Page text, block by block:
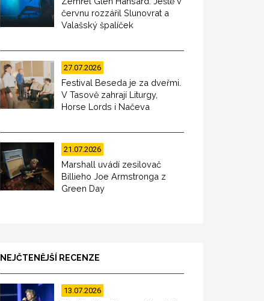
červnu rozzářil Slunovrat a
Valašský špalíček
27.07.2026
Festival Beseda je za dveřmi.
V Tasově zahrají Liturgy,
Horse Lords i Načeva
21.07.2026
Marshall uvádí zesilovač
Billieho Joe Armstronga z
Green Day
NEJČTENĚJŠÍ RECENZE
13.07.2026